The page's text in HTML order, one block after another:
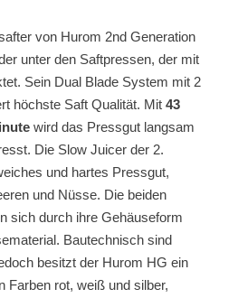
von Hurom 2nd Generation
unter den Saftpressen, der mit
Sein Dual Blade System mit 2
höchste Saft Qualität. Mit 43
wird das Pressgut langsam
Die Slow Juicer der 2.
und hartes Pressgut,
und Nüsse. Die beiden
sich durch ihre Gehäuseform
Bautechnisch sind
besitzt der Hurom HG ein
Farben rot, weiß und silber,